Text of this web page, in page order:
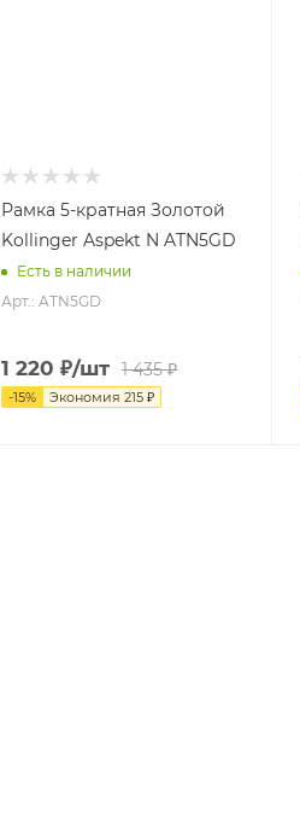
Рамка 5-кратная Золотой
Kollinger Aspekt N ATN5GD
Есть в наличии
Арт.: ATN5GD
1 220 ₽/шт 1 435₽
-15% Экономия215 ₽